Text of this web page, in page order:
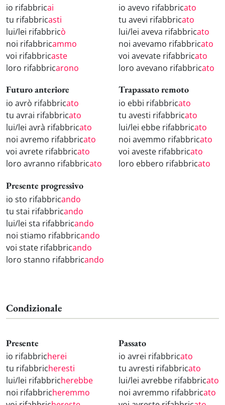
io rifabbricai
tu rifabbricasti
lui/lei rifabbricò
noi rifabbricammo
voi rifabbricaste
loro rifabbricarono
io avevo rifabbricato
tu avevi rifabbricato
lui/lei aveva rifabbricato
noi avevamo rifabbricato
voi avevate rifabbricato
loro avevano rifabbricato
Futuro anteriore
io avrò rifabbricato
tu avrai rifabbricato
lui/lei avrà rifabbricato
noi avremo rifabbricato
voi avrete rifabbricato
loro avranno rifabbricato
Trapassato remoto
io ebbi rifabbricato
tu avesti rifabbricato
lui/lei ebbe rifabbricato
noi avemmo rifabbricato
voi aveste rifabbricato
loro ebbero rifabbricato
Presente progressivo
io sto rifabbricando
tu stai rifabbricando
lui/lei sta rifabbricando
noi stiamo rifabbricando
voi state rifabbricando
loro stanno rifabbricando
Condizionale
Presente
io rifabbricherei
tu rifabbricheresti
lui/lei rifabbricherebbe
noi rifabbricheremmo
Passato
io avrei rifabbricato
tu avresti rifabbricato
lui/lei avrebbe rifabbricato
noi avremmo rifabbricato